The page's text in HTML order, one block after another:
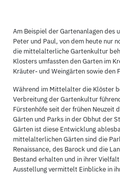
Am Beispiel der Gartenanlagen des
Peter und Paul, von dem heute nur
die mittelalterliche Gartenkultur
Klosters umfassten den Garten im
Kräuter- und Weingärten sowie den
Während im Mittelalter die Klöster
Verbreitung der Gartenkultur
Fürstenhöfe seit der frühen Neuzeit
Gärten und Parks in der Obhut der
Gärten ist diese Entwicklung
mittelalterlichen Gärten sind die
Renaissance, des Barock und die
Bestand erhalten und in ihrer
Ausstellung vermittelt Einblicke in